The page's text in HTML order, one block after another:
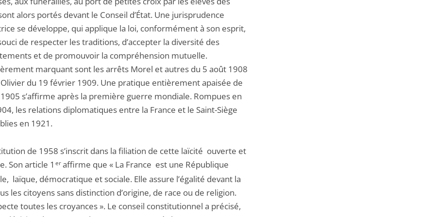
alors portés devant le Conseil d’État. Une jurisprudence
se développe, qui applique la loi, conformément à son esprit,
de respecter les traditions, d’accepter la diversité des
et de promouvoir la compréhension mutuelle.
marquant sont les arrêts Morel et autres du 5 août 1908
du 19 février 1909. Une pratique entièrement apaisée de
s’affirme après la première guerre mondiale. Rompues en
les relations diplomatiques entre la France et le Saint-Siège
en 1921.
de 1958 s’inscrit dans la filiation de cette laïcité ouverte et
Son article 1 eraffirme que « La France est une République
laïque, démocratique et sociale. Elle assure l’égalité devant la
les citoyens sans distinction d’origine, de race ou de religion.
toutes les croyances ». Le conseil constitutionnel a précisé,